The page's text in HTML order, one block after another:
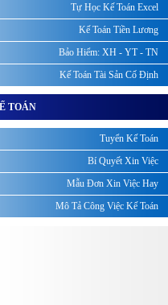
Tự Học Kế Toán Excel
Kế Toán Tiền Lương
Bảo Hiểm: XH - YT - TN
Kế Toán Tài Sản Cố Định
TOÁN
Tuyển Kế Toán
Bí Quyết Xin Việc
Mẫu Đơn Xin Việc Hay
Mô Tả Công Việc Kế Toán